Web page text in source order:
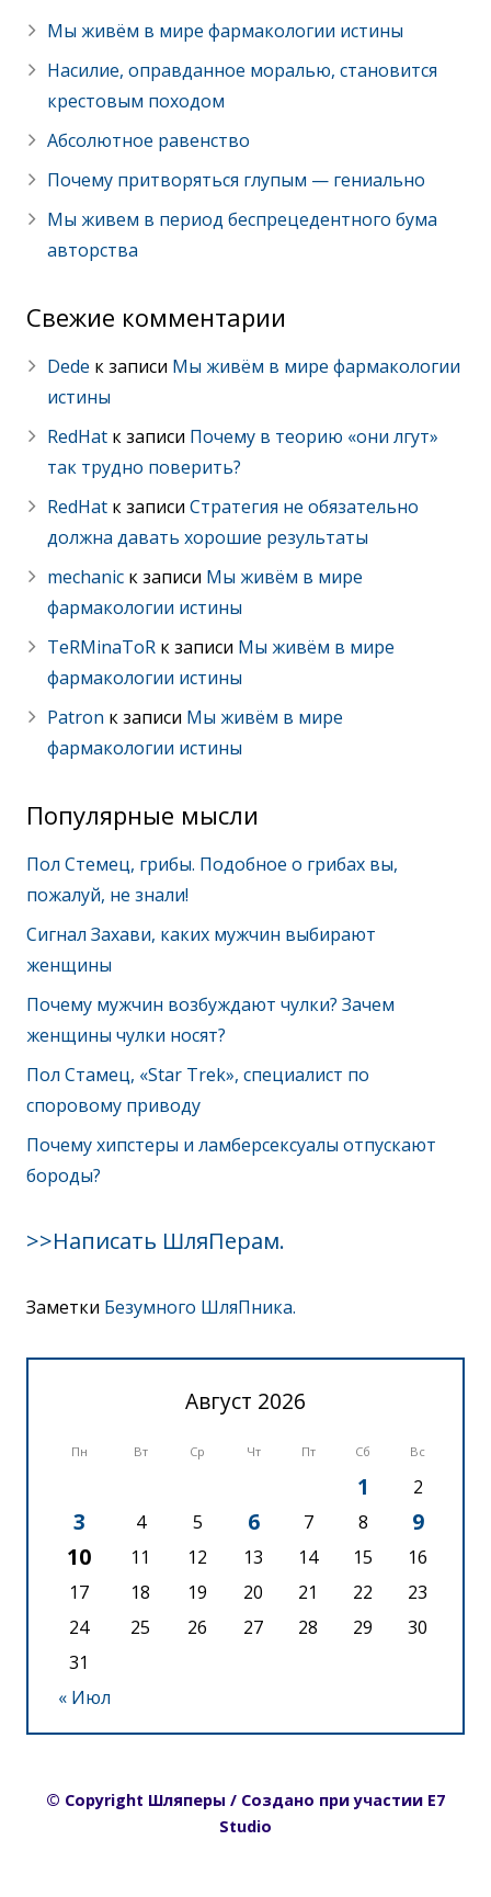
Мы живём в мире фармакологии истины
Насилие, оправданное моралью, становится
крестовым походом
Абсолютное равенство
Почему притворяться глупым — гениально
Мы живем в период беспрецедентного бума
авторства
Свежие комментарии
Dede к записи Мы живём в мире фармакологии
истины
RedHat к записи Почему в теорию «они лгут»
так трудно поверить?
RedHat к записиСтратегия не обязательно
должна давать хорошие результаты
mechanic к записи Мы живём в мире
фармакологии истины
TeRMinaToR к записи Мы живём в мире
фармакологии истины
Patron к записи Мы живём в мире
фармакологии истины
Популярные мысли
Пол Стемец, грибы. Подобное о грибах вы,
пожалуй, не знали!
Сигнал Захави, каких мужчин выбирают
женщины
Почему мужчин возбуждают чулки? Зачем
женщины чулки носят?
Пол Стамец, «Star Trek», специалист по
споровому приводу
Почему хипстеры и ламберсексуалы отпускают
бороды?
>>Написать ШляПерам.
Заметки Безумного ШляПника.
Август 2026
Пн Вт Ср Чт Пт Сб Вс
« Июл
1 2
3 4 5 6 7 8
9
10
11 12 13 14 15
16
17
18 19 20 21 22
23
24
25 26 27 28 29
30
31
© Copyright Шляперы / Создано при участии E7
Studio